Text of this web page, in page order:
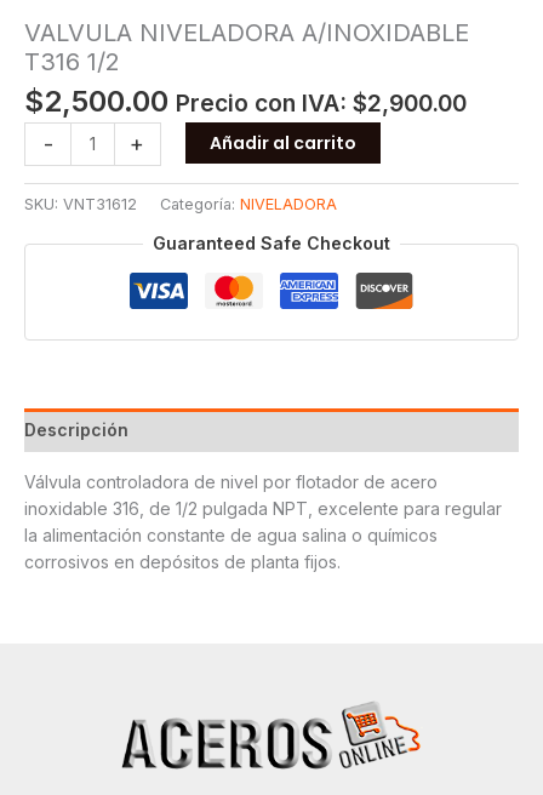
VALVULA NIVELADORA A/INOXIDABLE
T316 1/2
$2,500.00 Precio con IVA: $2,900.00
-
VALVULA
NIVELADORA
A/INOXIDABLE
T316
1/2
+ Añadir al carrito
SKU: VNT31612 Categoría: NIVELADORA
Guaranteed Safe Checkout
Descripción
Válvula controladora de nivel por flotador de acero
inoxidable 316, de 1/2 pulgada NPT, excelente para regular
la alimentación constante de agua salina o químicos
corrosivos en depósitos de planta fijos.